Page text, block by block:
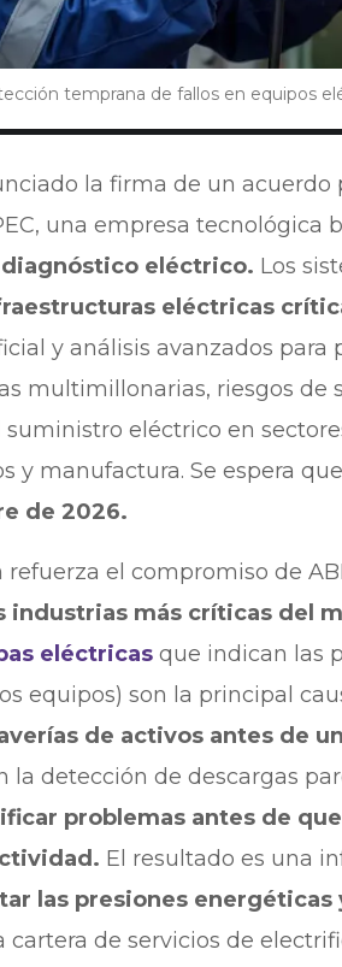
temprana de fallos en equipos
la firma de un
una empresa tecnológica
eléctrico. Los
eléctricas
y análisis avanzados para
multimillonarias, riesgos de
eléctrico en
y manufactura. Se espera
de 2026.
refuerza el compromiso de
industrias más críticas del
eléctricasque indican las
equipos) son la principal
de activos antes de
la detección de descargas
problemas antes de
El resultado es una
las presiones energéticas
cartera de servicios de